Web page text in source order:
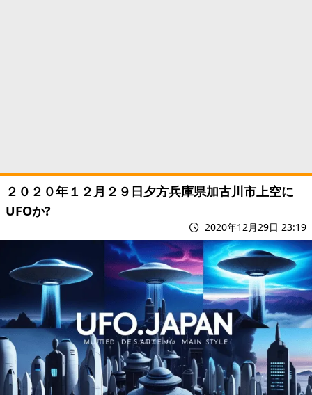
２０２０年１２月２９日夕方兵庫県加古川市上空に
UFOか?
2020年12月29日 23:19